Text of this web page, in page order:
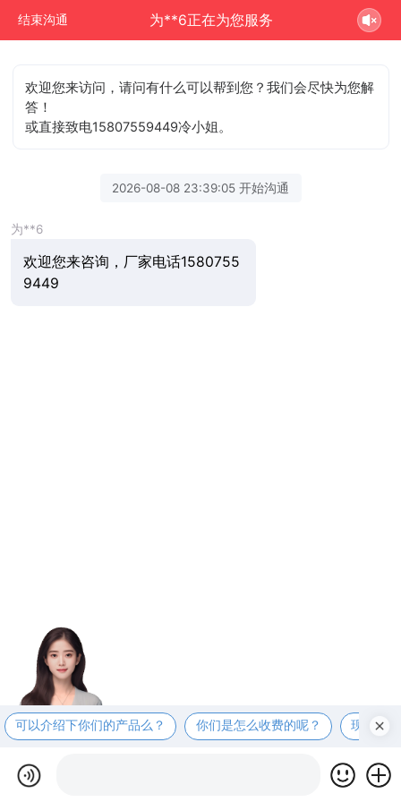
结束沟通 为**6正在为您服务
欢迎您来访问，请问有什么可以帮到您？我们会尽快为您解
答！
或直接致电15807559449冷小姐。
2026-08-08 23:39:05 开始沟通
为**6
欢迎您来咨询，厂家电话1580755
9449
可以介绍下你们的产品么？ 你们是怎么收费的呢？ 现在有